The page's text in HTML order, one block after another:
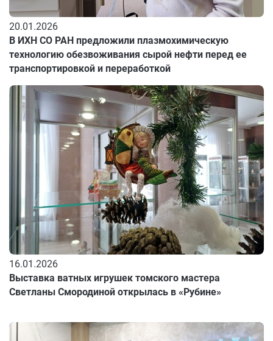
20.01.2026
В ИХН СО РАН предложили плазмохимическую
технологию обезвоживания сырой нефти перед ее
транспортировкой и переработкой
16.01.2026
Выставка ватных игрушек томского мастера
Светланы Смородиной открылась в «Рубине»